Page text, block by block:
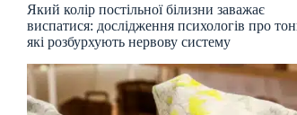
Який колір постільної білизни заважає
виспатися: дослідження психологів про
які розбурхують нервову систему